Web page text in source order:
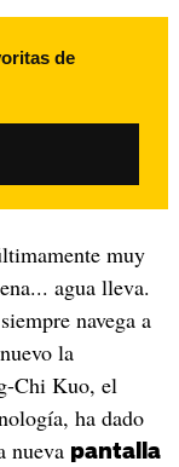
de
muy
agua lleva.
navega a
la
Chi Kuo, el
ha dado
nueva pantalla